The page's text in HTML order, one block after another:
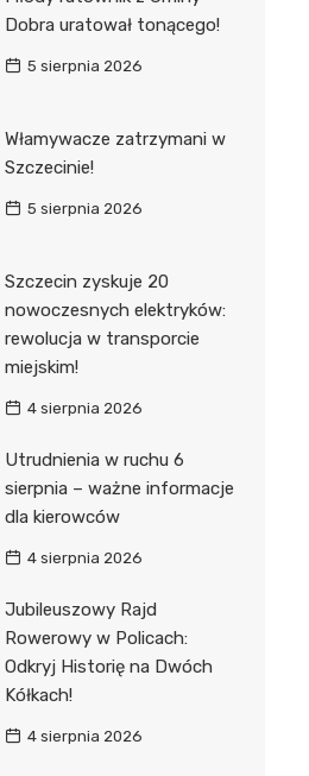
Dobra uratował tonącego!
5 sierpnia 2026
Włamywacze zatrzymani w
Szczecinie!
5 sierpnia 2026
Szczecin zyskuje 20
nowoczesnych elektryków:
rewolucja w transporcie
miejskim!
4 sierpnia 2026
Utrudnienia w ruchu 6
sierpnia – ważne informacje
dla kierowców
4 sierpnia 2026
Jubileuszowy Rajd
Rowerowy w Policach:
Odkryj Historię na Dwóch
Kółkach!
4 sierpnia 2026